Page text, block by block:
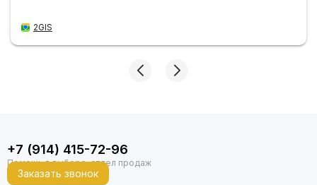
2GIS
+7 (914) 415-72-96
Заказать звонок